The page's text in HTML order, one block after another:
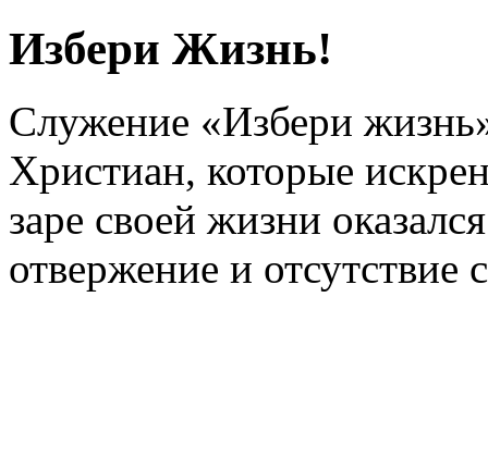
Избери Жизнь!
Служение «Избери
Христиан, которые
заре своей жизни
отвержение и